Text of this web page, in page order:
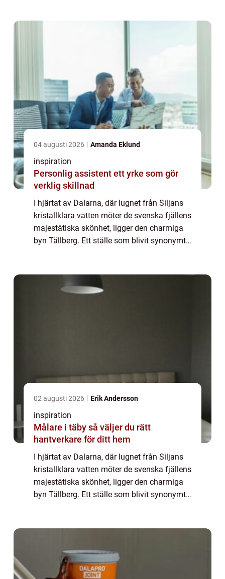
04 augusti 2026 Amanda Eklund
inspiration
Personlig assistent ett yrke som gör
verklig skillnad
I hjärtat av Dalarna, där lugnet från Siljans
kristallklara vatten möter de svenska fjällens
majestätiska skönhet, ligger den charmiga
byn Tällberg. Ett ställe som blivit synonymt
02 augusti 2026 Erik Andersson
inspiration
Målare i täby så väljer du rätt
hantverkare för ditt hem
I hjärtat av Dalarna, där lugnet från Siljans
kristallklara vatten möter de svenska fjällens
majestätiska skönhet, ligger den charmiga
byn Tällberg. Ett ställe som blivit synonymt